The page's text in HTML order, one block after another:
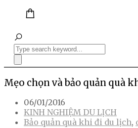
Mẹo chọn và bảo quản quà
06/01/2016
KINH NGHIỆM DU LỊCH
Bảo quản quà khi đi du lịch,